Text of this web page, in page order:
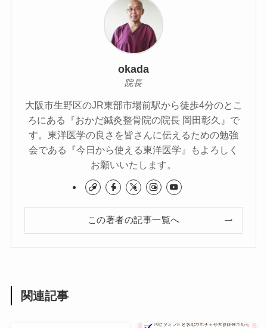
okada
院長
大阪市生野区のJR東部市場前駅から徒歩4分のとこ
ろにある『おかだ鍼灸整骨院の院長 岡田彰久』で
す。東洋医学の良さを皆さんに伝えるための勉強
会である『今日から使える東洋医学』もよろしく
お願いいたします。
この著者の記事一覧へ
関連記事